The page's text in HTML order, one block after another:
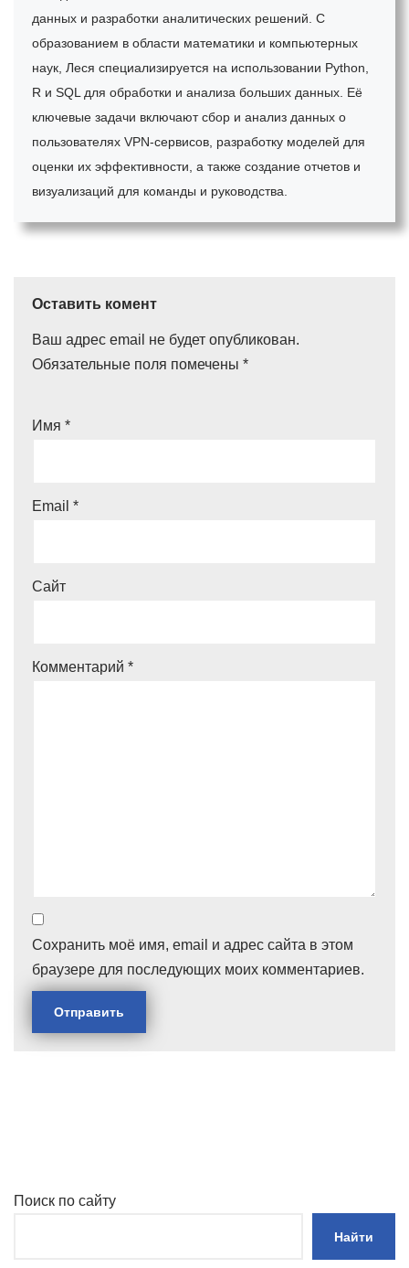
данных и разработки аналитических решений. С
образованием в области математики и компьютерных
наук, Леся специализируется на использовании Python,
R и SQL для обработки и анализа больших данных. Её
ключевые задачи включают сбор и анализ данных о
пользователях VPN-сервисов, разработку моделей для
оценки их эффективности, а также создание отчетов и
визуализаций для команды и руководства.
Оставить комент
Ваш адрес email не будет опубликован.
Обязательные поля помечены *
Имя *
Email *
Сайт
Комментарий *
Сохранить моё имя, email и адрес сайта в этом
браузере для последующих моих комментариев.
Поиск по сайту
Найти